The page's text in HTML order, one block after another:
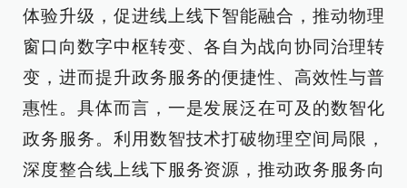
体验升级，促进线上线下智能融合，推动物理
窗口向数字中枢转变、各自为战向协同治理转
变，进而提升政务服务的便捷性、高效性与普
惠性。具体而言，一是发展泛在可及的数智化
政务服务。利用数智技术打破物理空间局限，
深度整合线上线下服务资源，推动政务服务向